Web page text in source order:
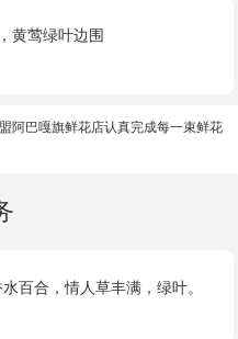
黄莺绿叶边围
阿巴嘎旗鲜花店认真完成每一束鲜花
百合，情人草丰满，绿叶。